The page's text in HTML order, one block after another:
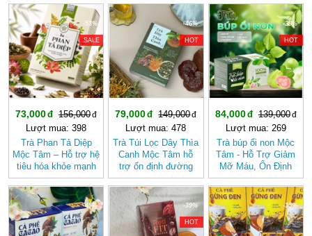
-53%
SALE
73,000
156,000
Lượt mua: 398
Trà Phan Tả Diệp
Mộc Tâm – Hỗ trợ hệ
tiêu hóa khỏe mạnh
-46%
HOT
79,000
149,000
Lượt mua: 478
Trà Túi Lọc Dây Thìa
Canh Mộc Tâm hỗ
trợ ổn định đường
huyết
-39%
HOT
84,000
139,000
Lượt mua: 269
Trà búp ổi non Mộc
Tâm - Hỗ Trợ Giảm
Mỡ Máu, Ổn Định
Đường Huyết, Mát
Gan, Tốt Cho Tim
Mạch- Hệ Tiêu Hóa
-45% -39%
HOT
-35%